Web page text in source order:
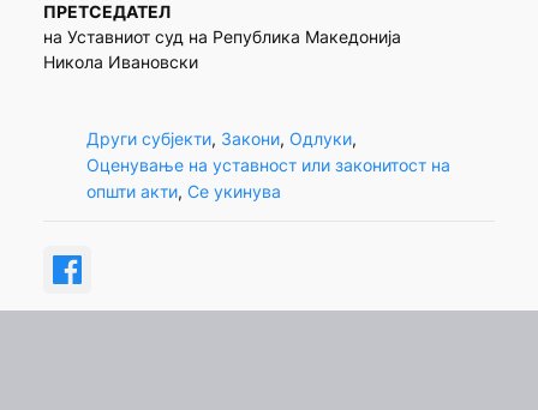
ПРЕТСЕДАТЕЛ
на Уставниот суд на Република Македонија
Никола Ивановски
Други субјекти, Закони, Одлуки
Оценување на уставност или законитост на
општи акти, Се укинува